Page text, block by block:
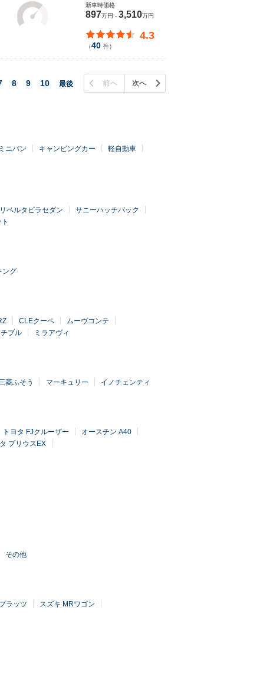
新車時価格
897万円 - 3,510万円
4.3
（40 件）
8 9 10 最後 前へ 次へ
ミニバン キャンピングカー
軽自動車
リベルタビラセダン
サニーハッチバック
ング
CLEクーペ
ムーヴコンテ
ブル ミラアヴィ
菱ふそう マーキュリー イノチェンティ
トヨタ FJクルーザー
オースチン A40
プリウスEX
その他
ラッツ
スズキ MRワゴン